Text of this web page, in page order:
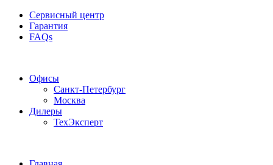
Сервисный центр
Гарантия
FAQs
Офисы
Санкт-Петербург
Москва
Дилеры
ТехЭксперт